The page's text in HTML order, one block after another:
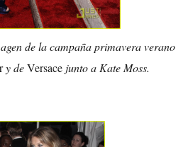
de la campaña primavera verano
y deVersace junto a Kate Moss.